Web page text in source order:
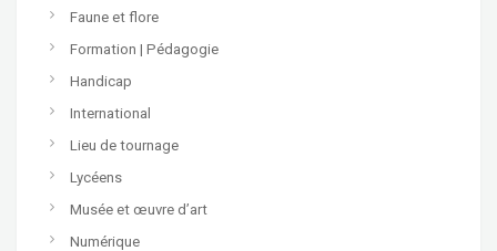
Faune et flore
Formation | Pédagogie
Handicap
International
Lieu de tournage
Lycéens
Musée et œuvre d’art
Numérique